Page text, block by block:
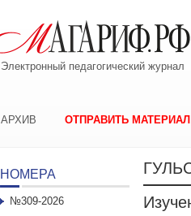
Электронный педагогический журнал
АРХИВ ОТПРАВИТЬ МАТЕРИАЛ
НОМЕРА
№309-2026